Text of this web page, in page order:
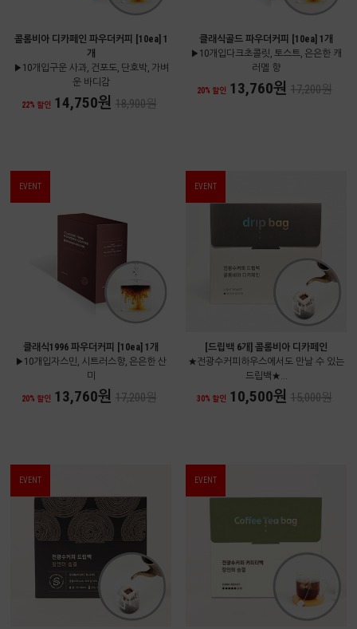
콜롬비아 디카페인 파우더커피 [10ea] 1
개
▶10개입구운 사과, 건포도, 단호박, 가벼
운 바디감
22% 할인 14,750원 18,900원
클래식골드 파우더커피 [10ea] 1개
▶10개입다크초콜릿, 토스트, 은은한 캐
러멜 향
20% 할인 13,760원 17,200원
EVENT
클래식1996 파우더커피 [10ea] 1개
▶10개입자스민, 시트러스향, 은은한 산
미
20% 할인 13,760원 17,200원
EVENT
[드립백 6개] 콜롬비아 디카페인
★전광수커피하우스에서도 만날 수 있는
드립백★...
30% 할인 10,500원 15,000원
EVENT EVENT